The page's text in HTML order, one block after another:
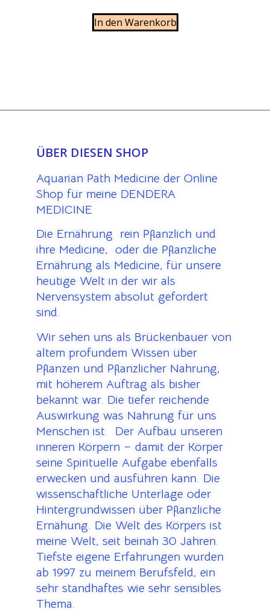
In den Warenkorb
ÜBER DIESEN SHOP
Aquarian Path Medicine der Online
Shop für meine DENDERA
MEDICINE
Die Ernährung rein Pflanzlich und
ihre Medicine, oder die Pflanzliche
Ernährung als Medicine, für unsere
heutige Welt in der wir als
Nervensystem absolut gefordert
sind.
Wir sehen uns als Brückenbauer von
altem profundem Wissen über
Pflanzen und Pflanzlicher Nahrung,
mit höherem Auftrag als bisher
bekannt war. Die tiefer reichende
Auswirkung was Nahrung für uns
Menschen ist. Der Aufbau unseren
inneren Körpern – damit der Körper
seine Spirituelle Aufgabe ebenfalls
erwecken und ausführen kann. Die
wissenschaftliche Unterlage oder
Hintergrundwissen über Pflanzliche
Ernähung. Die Welt des Körpers ist
meine Welt, seit beinah 30 Jahren.
Tiefste eigene Erfahrungen wurden
ab 1997 zu meinem Berufsfeld, ein
sehr standhaftes wie sehr sensibles
Thema.